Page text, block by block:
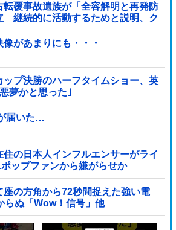
転覆事故遺族が「全容解明と再発防
継続的に活動するためと説明、ク
準備
があまりにも・・・
ップ決勝のハーフタイムショー、英
夢かと思った｣
届いた…
の日本人インフルエンサーがライ
ップファンから嫌がらせか
座の方角から72秒間捉えた強い電
らぬ「Wow！信号」他